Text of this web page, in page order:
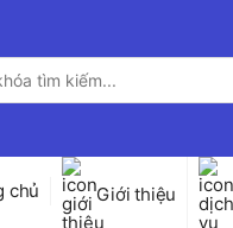
chủ Giới thiệu